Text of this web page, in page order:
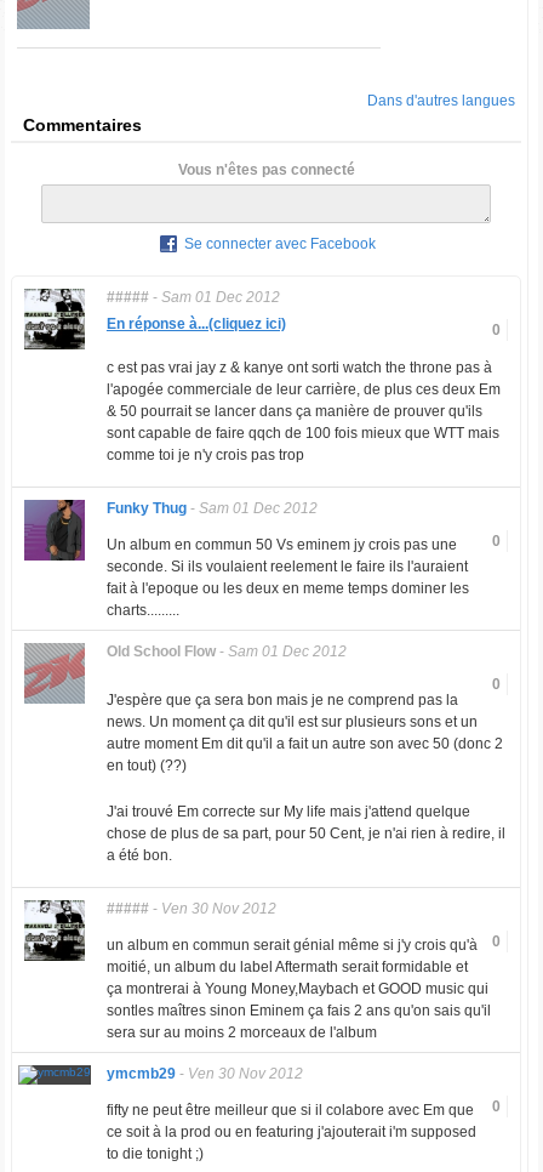
Dans d'autres langues
Commentaires
Vous n'êtes pas connecté
Se connecter avec Facebook
#####- Sam 01 Dec 2012
0
En réponse à...(cliquez ici)
c est pas vrai jay z & kanye ont sorti watch the throne pas à
l'apogée commerciale de leur carrière, de plus ces deux Em
& 50 pourrait se lancer dans ça manière de prouver qu'ils
sont capable de faire qqch de 100 fois mieux que WTT mais
comme toi je n'y crois pas trop
Funky Thug- Sam 01 Dec 2012
0
Un album en commun 50 Vs eminem jy crois pas une
seconde. Si ils voulaient reelement le faire ils l'auraient
fait à l'epoque ou les deux en meme temps dominer les
charts.........
Old School Flow- Sam 01 Dec 2012
0
J'espère que ça sera bon mais je ne comprend pas la
news. Un moment ça dit qu'il est sur plusieurs sons et un
autre moment Em dit qu'il a fait un autre son avec 50 (donc 2
en tout) (??)
J'ai trouvé Em correcte sur My life mais j'attend quelque
chose de plus de sa part, pour 50 Cent, je n'ai rien à redire, il
a été bon.
#####- Ven 30 Nov 2012
0
un album en commun serait génial même si j'y crois qu'à
moitié, un album du label Aftermath serait formidable et
ça montrerai à Young Money,Maybach et GOOD music qui
sontles maîtres sinon Eminem ça fais 2 ans qu'on sais qu'il
sera sur au moins 2 morceaux de l'album
ymcmb29- Ven 30 Nov 2012
0
fifty ne peut être meilleur que si il colabore avec Em que
ce soit à la prod ou en featuring j'ajouterait i'm supposed
to die tonight ;)